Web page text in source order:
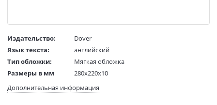
Издательство:
Dover
Язык текста:
английский
Тип обложки:
Мягкая обложка
Размеры в мм
280x220x10
Вес:
1 гр.
Дополнительная информация